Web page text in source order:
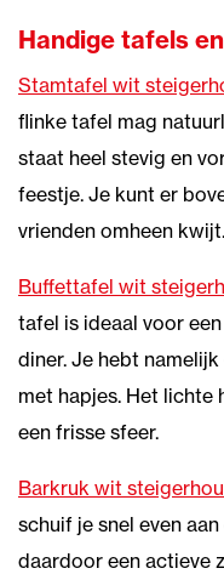
Handige tafels
Stamtafel wit
flinke tafel mag
staat heel stevig en
feestje. Je kunt er
vrienden omheen kwijt.
Buffettafel wit
tafel is ideaal voor
diner. Je hebt
met hapjes. Het
een frisse sfeer.
Barkruk wit
schuif je snel even
daardoor een actieve